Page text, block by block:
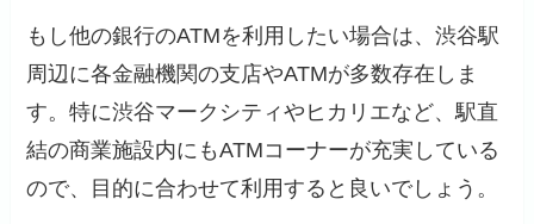
もし他の銀行のATMを利用したい場合は、渋谷駅
周辺に各金融機関の支店やATMが多数存在しま
す。特に渋谷マークシティやヒカリエなど、駅直
結の商業施設内にもATMコーナーが充実している
ので、目的に合わせて利用すると良いでしょう。